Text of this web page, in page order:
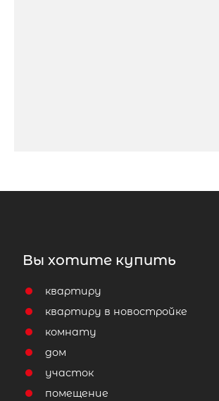
Вы хотите купить
квартиру
квартиру в новостройке
комнату
дом
участок
помещение